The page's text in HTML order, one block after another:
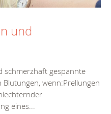
und
schmerzhaft gespannte
wenn:Prellungen
eines...